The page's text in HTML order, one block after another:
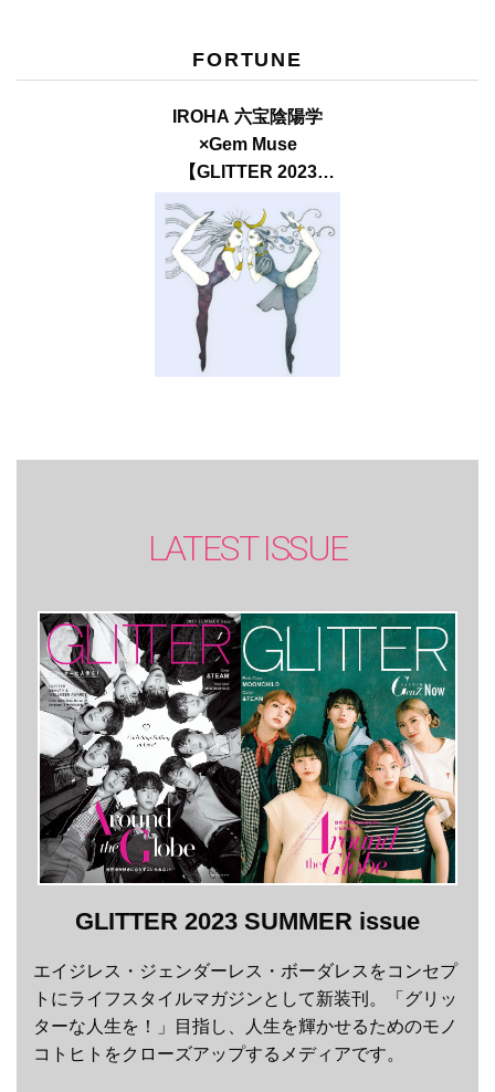
FORTUNE
IROHA 六宝陰陽学
×Gem Muse
【GLITTER 2023
SUMMER issue】
LATEST ISSUE
GLITTER 2023 SUMMER issue
エイジレス・ジェンダーレス・ボーダレスをコンセプ
トにライフスタイルマガジンとして新装刊。「グリッ
ターな人生を！」目指し、人生を輝かせるためのモノ
コトヒトをクローズアップするメディアです。